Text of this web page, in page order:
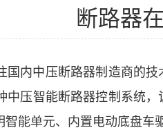
断路器
国内中压断路器制造商的
压智能断路器控制系统
能单元、内置电动底盘车